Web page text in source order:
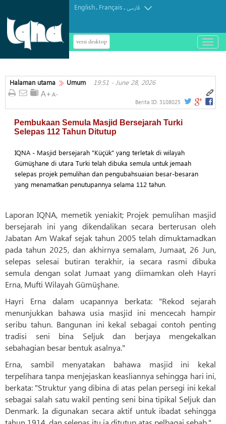
English. Français.فارسی
versi desktop
باز
و
کردن
Halaman utama Umum 19:51 - June 28, 2026
Berita ID: 3108025
Pembukaan Semula Masjid Bersejarah Turki
Selepas 112 Tahun Ditutup
IQNA - Masjid bersejarah "Küçük" yang terletak di wilayah
Gümüşhane di utara Turki telah dibuka semula untuk jemaah
selepas projek pemulihan dan pengubahsuaian besar-besaran
yang menamatkan penutupannya selama 112 tahun.
Laporan IQNA, memetik yeniakit; Projek pemulihan masjid
bersejarah ini yang dikendalikan secara berterusan oleh
Jabatan Am Wakaf sejak tahun 2005 telah dimuktamadkan
pada tahun 2025, dan akhirnya semalam, Jumaat, 26 Jun,
selepas selesai butiran terakhir, ia secara rasmi dibuka
semula dengan solat Jumaat yang diimamkan oleh Hayri
Erna, Mufti Wilayah Gümüşhane.
Hayri Erna dalam ucapannya berkata: "Rekod sejarah
menunjukkan bahawa usia masjid ini mencecah hampir
seribu tahun. Bangunan ini kekal sebagai contoh penting
tradisi seni bina Seljuk dan berjaya mengekalkan
sebahagian besar bentuk asalnya."
Erna, sambil menyatakan bahawa masjid ini kekal
terpelihara tanpa menjejaskan keasliannya sehingga hari ini,
berkata: "Struktur yang dibina di atas pelan persegi ini kekal
sebagai salah satu wakil penting seni bina tipikal Seljuk dan
Denmark. Ia digunakan secara aktif untuk ibadat sehingga